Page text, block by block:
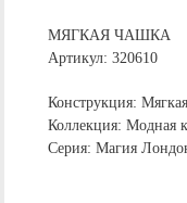
МЯГКАЯ ЧАШКА
Артикул: 320610
Конструкция:
Коллекция: Модная
Серия: Магия